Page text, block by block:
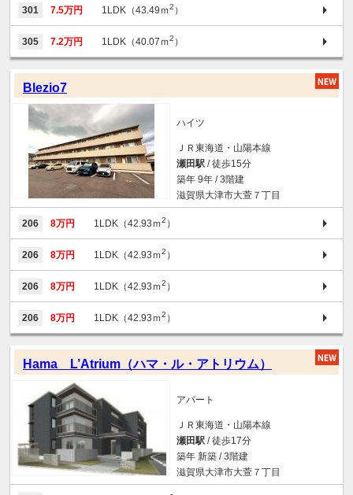
301 7.5万円 1LDK（43.49ｍ2 ）
305 7.2万円 1LDK（40.07ｍ2 ）
Blezio7
ハイツ
ＪＲ東海道・山陽本線
瀬田駅 / 徒歩15分
築年 9年 / 3階建
滋賀県大津市大萱７丁目
206 8万円 1LDK（42.93ｍ2 ）
206 8万円 1LDK（42.93ｍ2 ）
206 8万円 1LDK（42.93ｍ2 ）
206 8万円 1LDK（42.93ｍ2 ）
Hama L’Atrium（ハマ・ル・アトリウム）
アパート
ＪＲ東海道・山陽本線
瀬田駅 / 徒歩17分
築年 新築 / 3階建
滋賀県大津市大萱７丁目